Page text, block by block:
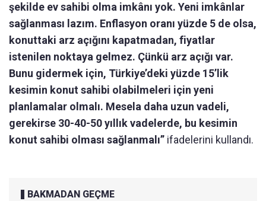
şekilde ev sahibi olma imkânı yok. Yeni imkânlar
sağlanması lazım. Enflasyon oranı yüzde 5 de olsa,
konuttaki arz açığını kapatmadan, fiyatlar
istenilen noktaya gelmez. Çünkü arz açığı var.
Bunu gidermek için, Türkiye’deki yüzde 15’lik
kesimin konut sahibi olabilmeleri için yeni
planlamalar olmalı. Mesela daha uzun vadeli,
gerekirse 30-40-50 yıllık vadelerde, bu kesimin
konut sahibi olması sağlanmalı” ifadelerini kullandı.
BAKMADAN GEÇME